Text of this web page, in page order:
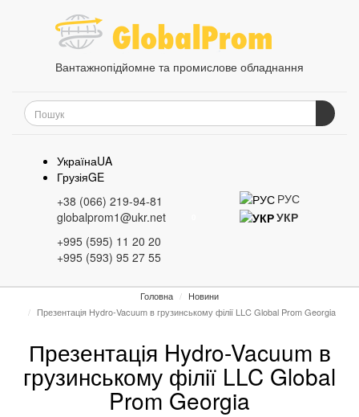
Вантажнопідйомне та промислове обладнання
УкраїнаUA
ГрузіяGE
+38 (066) 219-94-81
globalprom1@ukr.net
+995 (595) 11 20 20
+995 (593) 95 27 55
РУС
УКР
Головна
Новини
Презентація Hydro-Vacuum в грузинському філії LLC Global Prom Georgia
Презентація Hydro-Vacuum в
грузинському філії LLC Global
Prom Georgia